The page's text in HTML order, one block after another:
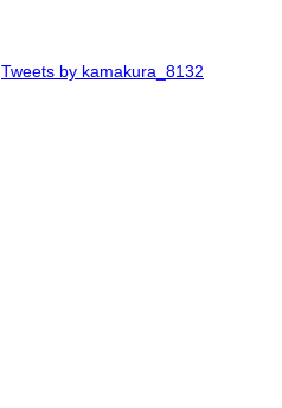
Tweets by kamakura_8132